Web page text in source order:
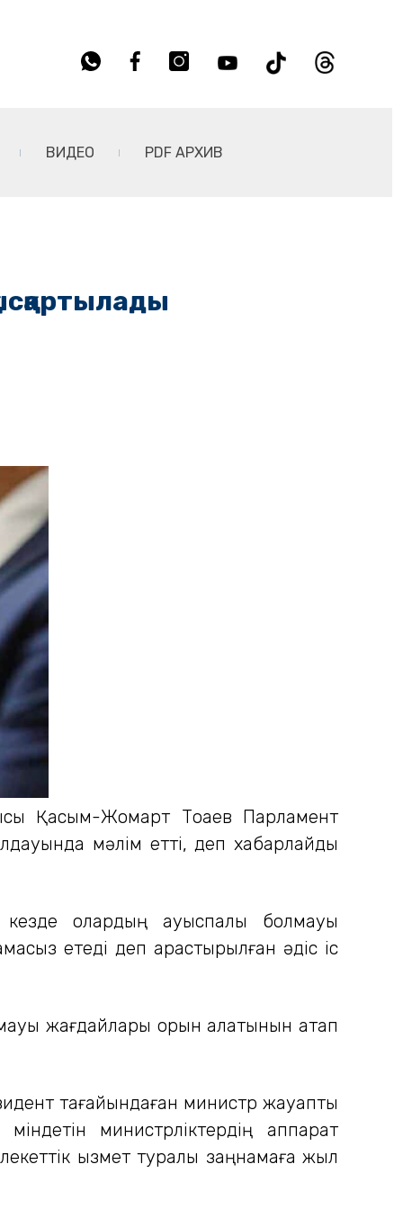
ВИДЕО PDF АРХИВ
Қасым-Жомарт Тоқаев Парламент
мәлім етті, деп хабарлайды
кезде олардың ауыспалы болмауы
етеді деп қарастырылған әдіс іс
жағдайлары орын алатынын атап
тағайындаған министр жауапты
министрліктердің аппарат
қызмет туралы заңнамаға жыл